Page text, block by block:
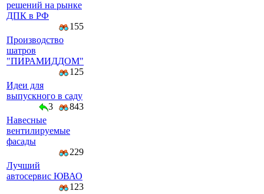
решений на рынке
ДПК в РФ
155
Производство
шатров
"ПИРАМИДДОМ"
125
Идеи для
выпускного в саду
3
843
Навесные
вентилируемые
фасады
229
Лучший
автосервис ЮВАО
123